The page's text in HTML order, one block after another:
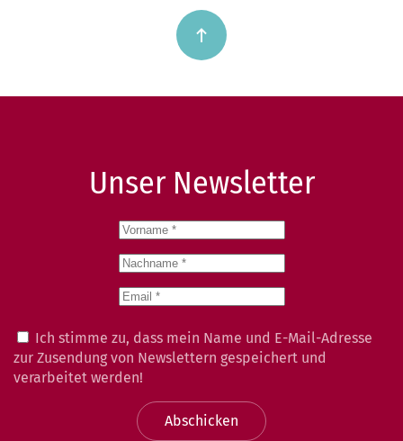
Unser Newsletter
Ich stimme zu, dass mein Name und E-Mail-Adresse
zur Zusendung von Newslettern gespeichert und
verarbeitet werden!
Abschicken